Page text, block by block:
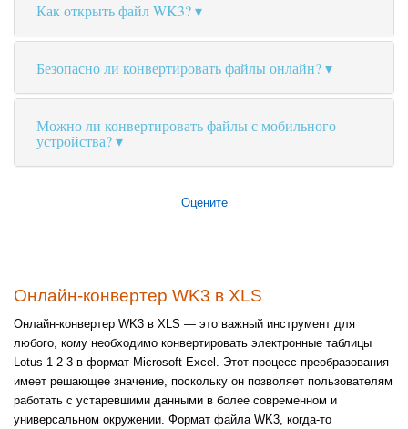
Как открыть файл WK3?
Безопасно ли конвертировать файлы онлайн?
Можно ли конвертировать файлы с мобильного
устройства?
Оцените
Онлайн-конвертер WK3 в XLS
Онлайн-конвертер WK3 в XLS — это важный инструмент для
любого, кому необходимо конвертировать электронные таблицы
Lotus 1-2-3 в формат Microsoft Excel. Этот процесс преобразования
имеет решающее значение, поскольку он позволяет пользователям
работать с устаревшими данными в более современном и
универсальном окружении. Формат файла WK3, когда-то